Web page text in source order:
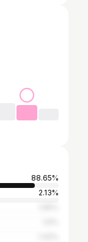
88.65%
2.13%